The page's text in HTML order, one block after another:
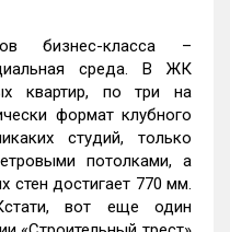
бизнес-класса –
среда. В ЖК
квартир, по три на
формат клубного
студий, только
потолками, а
стен достигает 770 мм.
вот еще один